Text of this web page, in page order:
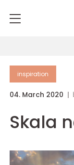
inspiration
04. March 2020
Skala